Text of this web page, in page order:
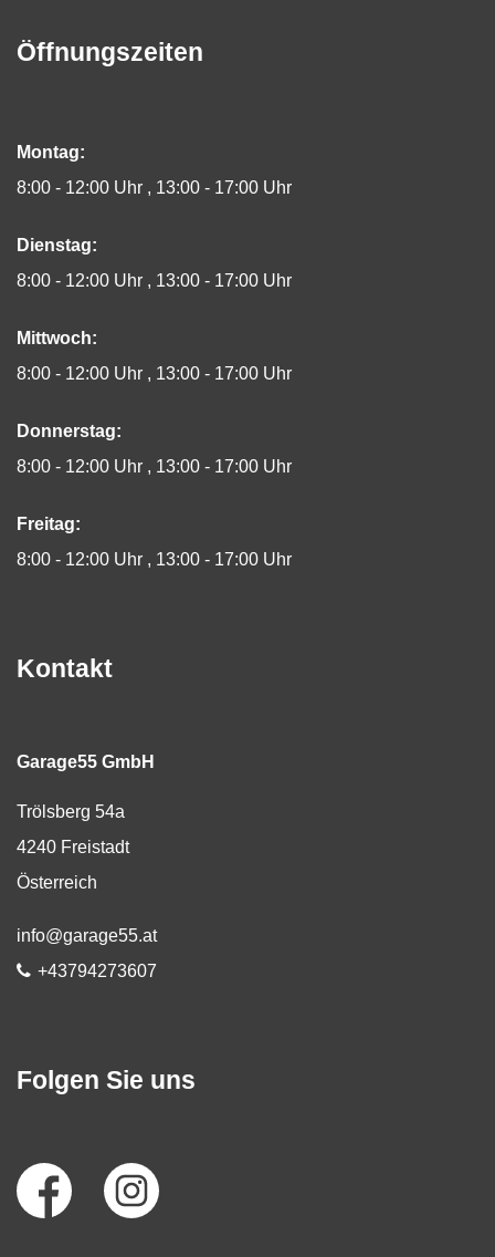
Öffnungszeiten
Montag:
8:00 - 12:00 Uhr
13:00 - 17:00 Uhr
Dienstag:
8:00 - 12:00 Uhr
13:00 - 17:00 Uhr
Mittwoch:
8:00 - 12:00 Uhr
13:00 - 17:00 Uhr
Donnerstag:
8:00 - 12:00 Uhr
13:00 - 17:00 Uhr
Freitag:
8:00 - 12:00 Uhr
13:00 - 17:00 Uhr
Kontakt
Garage55 GmbH
Trölsberg 54a
4240 Freistadt
Österreich
E-Mail:
info@garage55.at
Telefon:
+43794273607
Folgen Sie uns
Social
Media